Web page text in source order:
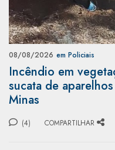
08/08/2026 em Policiais
Incêndio em
sucata de
Minas
(4) COMPARTILHAR